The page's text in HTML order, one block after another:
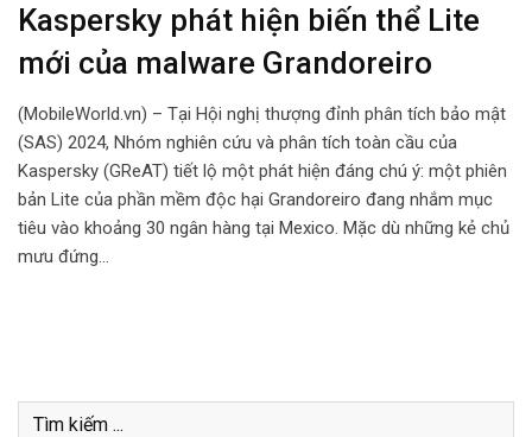
Kaspersky phát hiện biến thể Lite
mới của malware Grandoreiro
(MobileWorld.vn) – Tại Hội nghị thượng đỉnh phân tích bảo mật
(SAS) 2024, Nhóm nghiên cứu và phân tích toàn cầu của
Kaspersky (GReAT) tiết lộ một phát hiện đáng chú ý: một phiên
bản Lite của phần mềm độc hại Grandoreiro đang nhắm mục
tiêu vào khoảng 30 ngân hàng tại Mexico. Mặc dù những kẻ chủ
mưu đứng…